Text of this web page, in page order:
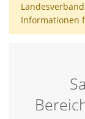
Informationen